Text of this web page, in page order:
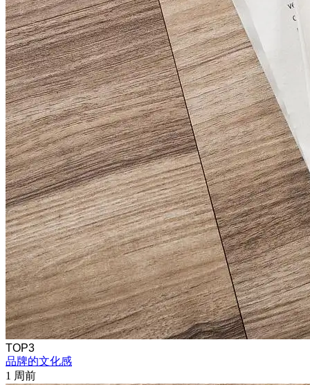
TOP3
品牌的文化感
1 周前